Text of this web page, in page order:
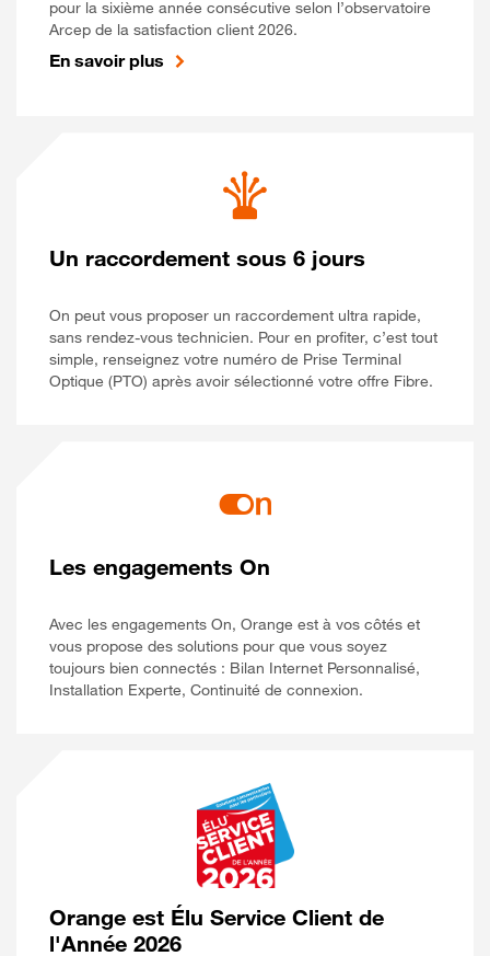
pour la sixième année consécutive selon l’observatoire
Arcep de la satisfaction client 2026.
En savoir plus
Un raccordement sous 6 jours
On peut vous proposer un raccordement ultra rapide,
sans rendez-vous technicien. Pour en profiter, c’est tout
simple, renseignez votre numéro de Prise Terminal
Optique (PTO) après avoir sélectionné votre offre Fibre.
Les engagements On
Avec les engagements On, Orange est à vos côtés et
vous propose des solutions pour que vous soyez
toujours bien connectés : Bilan Internet Personnalisé,
Installation Experte, Continuité de connexion.
Orange est Élu Service Client de
l'Année 2026